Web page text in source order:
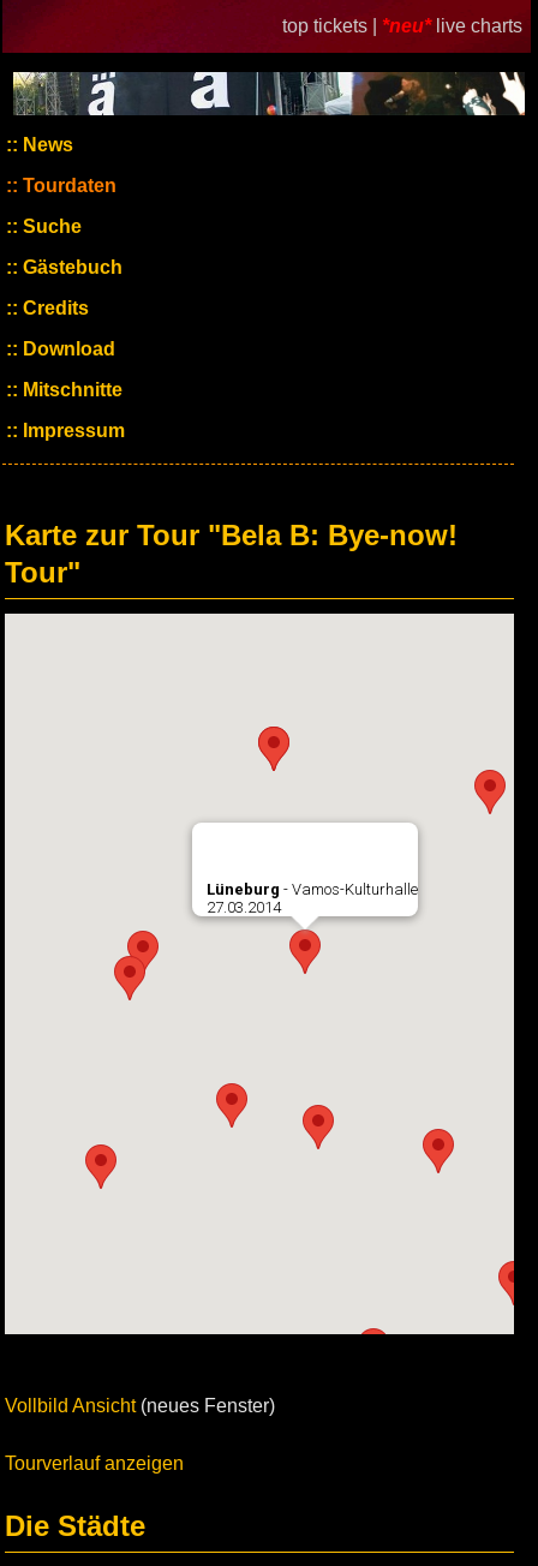
top tickets | *neu* live charts
News
Tourdaten
Suche
Gästebuch
Credits
Download
Mitschnitte
Impressum
Karte zur Tour "Bela B: Bye-now!
Tour"
Lüneburg - Vamos-Kulturhalle
27.03.2014
Vollbild Ansicht(neues Fenster)
Tourverlauf anzeigen
Die Städte